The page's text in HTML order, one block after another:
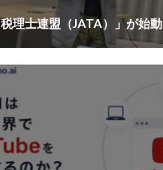
税理士連盟（JATA）」が始動